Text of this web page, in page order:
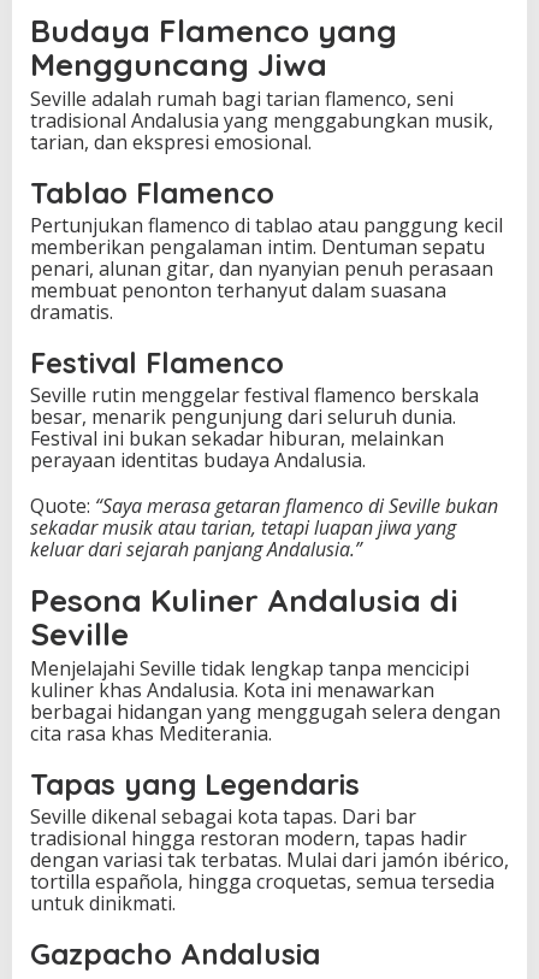
Budaya Flamenco yang
Mengguncang Jiwa
Seville adalah rumah bagi tarian flamenco, seni
tradisional Andalusia yang menggabungkan musik,
tarian, dan ekspresi emosional.
Tablao Flamenco
Pertunjukan flamenco di tablao atau panggung kecil
memberikan pengalaman intim. Dentuman sepatu
penari, alunan gitar, dan nyanyian penuh perasaan
membuat penonton terhanyut dalam suasana
dramatis.
Festival Flamenco
Seville rutin menggelar festival flamenco berskala
besar, menarik pengunjung dari seluruh dunia.
Festival ini bukan sekadar hiburan, melainkan
perayaan identitas budaya Andalusia.
Quote: “Saya merasa getaran flamenco di Seville bukan
sekadar musik atau tarian, tetapi luapan jiwa yang
keluar dari sejarah panjang Andalusia.”
Pesona Kuliner Andalusia di
Seville
Menjelajahi Seville tidak lengkap tanpa mencicipi
kuliner khas Andalusia. Kota ini menawarkan
berbagai hidangan yang menggugah selera dengan
cita rasa khas Mediterania.
Tapas yang Legendaris
Seville dikenal sebagai kota tapas. Dari bar
tradisional hingga restoran modern, tapas hadir
dengan variasi tak terbatas. Mulai dari jamón ibérico,
tortilla española, hingga croquetas, semua tersedia
untuk dinikmati.
Gazpacho Andalusia